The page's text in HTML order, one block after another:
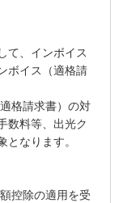
て、インボイス
ボイス（適格請
格請求書）の対
数料等、出光ク
となります。
控除の適用を受